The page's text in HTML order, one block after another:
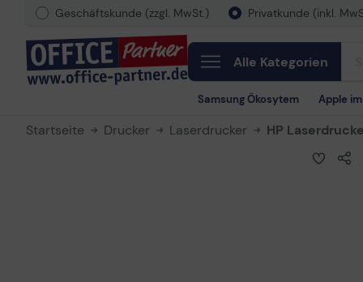
Geschäftskunde (zzgl. MwSt.) Privatkunde (inkl.
Alle Kategorien
Samsung Ökosytem Apple
Startseite Drucker Laserdrucker HP